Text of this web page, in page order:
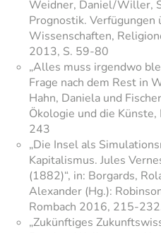
Weidner, Daniel/Willer,
Prognostik. Verfügungen
Wissenschaften,
2013, S. 59-80
„Alles muss irgendwo
Frage nach dem Rest in
Hahn, Daniela und
Ökologie und die
243
„Die Insel als
Kapitalismus. Jules
(1882)“, in: Borgards,
Alexander (Hg.):
Rombach 2016, 215-
„Zukünftiges